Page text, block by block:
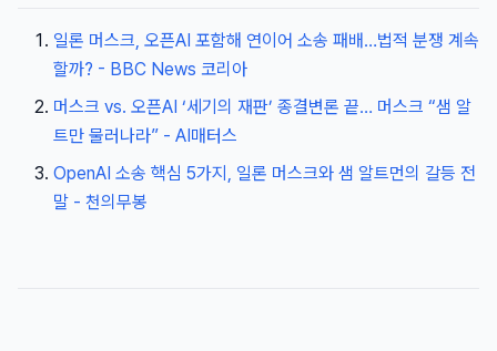
일론 머스크, 오픈AI 포함해 연이어 소송 패배…법적 분쟁 계속
할까? - BBC News 코리아
머스크 vs. 오픈AI ‘세기의 재판’ 종결변론 끝… 머스크 “샘 알
트만 물러나라” - AI매터스
OpenAI 소송 핵심 5가지, 일론 머스크와 샘 알트먼의 갈등 전
말 - 천의무봉